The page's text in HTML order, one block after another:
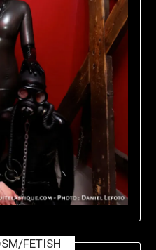
FETISH